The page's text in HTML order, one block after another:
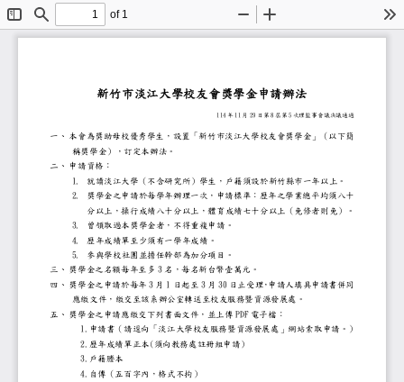
Toggle
Sidebar
Find
of 1
Zoom
Out
In
新竹市淡江大學校友會獎學金申請
11
4 年 11月 29日第
8 屆第
5 次理監事會議決議通過
一、本會為獎助母校優秀學生，設置「新竹市淡江大學
稱獎學金），訂定本辦法。
二、申請資格
：
1.就讀淡江大學（不含研究所）學生，戶籍須設於
2.獎學金之申請於每學年辦理一次，申請標準：
歷年之學業總平均須八
分以上，操行成績八十分以上，體育成績七十分
3.曾領取過本獎學金者，不得重複申請。
4.歷年成績單至少
須有一學年成績
。
5.參與學校
社團並擔任幹部為加分項目。
三、獎學金之名額每年至多
3 名，每名新台幣壹萬元。
四、獎學金之申請於每年
3 月 1 日起至
3 月 30 日止受理
，申請人填具申請書併
應繳文件，繳交至該系辦公室轉送至校友服務暨資
五、獎學金之申請應繳交下列
書面文件，並上傳
PDF電子檔
：
1.申請書（請逕向「淡江大學校友服務暨資源發展
2. 歷年成績單正本
(須向教務處註冊組申請
)
3. 戶籍謄本
4.
自傳（五百字內，格式不拘）